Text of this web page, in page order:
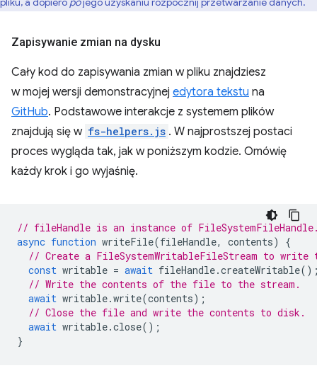
Zapisywanie zmian na dysku
Cały kod do zapisywania zmian w pliku znajdziesz
w mojej wersji demonstracyjnej edytora tekstu na
GitHub. Podstawowe interakcje z systemem plików
znajdują się w fs-helpers.js . W najprostszej postaci
proces wygląda tak, jak w poniższym kodzie. Omówię
każdy krok i go wyjaśnię.
// fileHandle is an instance of
async function writeFile(fileHandle, contents)
{
// Create a FileSystemWritableFileStream to write
const writable = await fileHandle.createWritable
// Write the contents of the file to the stream.
await writable.write(contents);
// Close the file and write the contents to disk.
await writable.close();
}